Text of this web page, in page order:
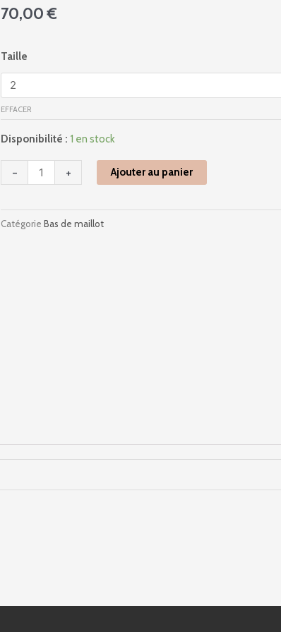
70,00€
Taille
EFFACER
Disponibilité : 1 en stock
-
de
Diva
Mo
-
Sensitive
-
Jean
+ Ajouter au panier
Catégorie Bas de maillot